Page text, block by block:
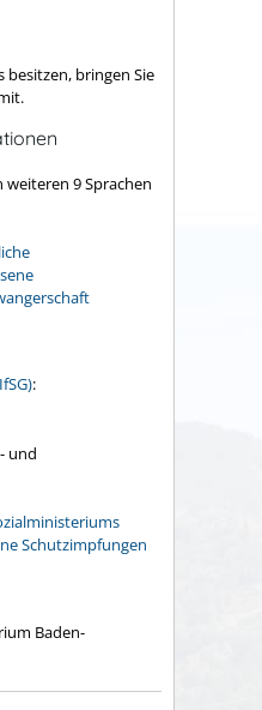
besitzen, bringen Sie
weiteren 9 Sprachen
:
und
Schutzimpfungen
Baden-